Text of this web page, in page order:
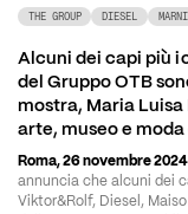
THE GROUP DIESEL MARNI
Alcuni dei capi più
del Gruppo OTB
mostra, Maria
arte, museo e
Roma, 26 novembre
annuncia che alcuni dei
Viktor&Rolf, Diesel,